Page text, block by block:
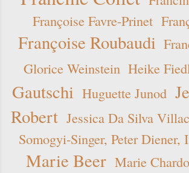
Françoise Favre-Prinet
Françoise Roubaudi
Glorice Weinstein Heike
Gautschi Huguette Junod
Robert Jessica Da Silva
Somogyi-Singer, Peter Diener,
Marie Beer Marie